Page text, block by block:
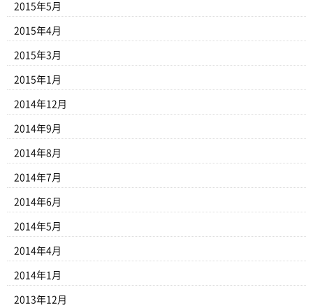
2015年5月
2015年4月
2015年3月
2015年1月
2014年12月
2014年9月
2014年8月
2014年7月
2014年6月
2014年5月
2014年4月
2014年1月
2013年12月